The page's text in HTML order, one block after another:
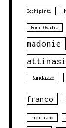
Occhipinti
Moni Ovadia
madonie
attinasi
Randazzo
franco
siciliano